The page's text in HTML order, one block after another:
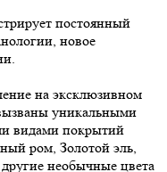
постоянный
новое
на эксклюзивном
уникальными
видами покрытий
ром, Золотой эль,
необычные цвета